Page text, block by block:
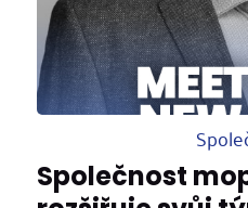
Společnost